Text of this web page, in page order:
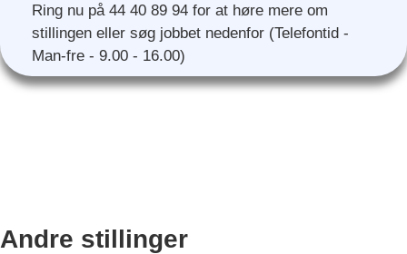
Ring nu på 44 40 89 94 for at høre mere om
stillingen eller søg jobbet nedenfor (Telefontid -
Man-fre - 9.00 - 16.00)
Andre stillinger